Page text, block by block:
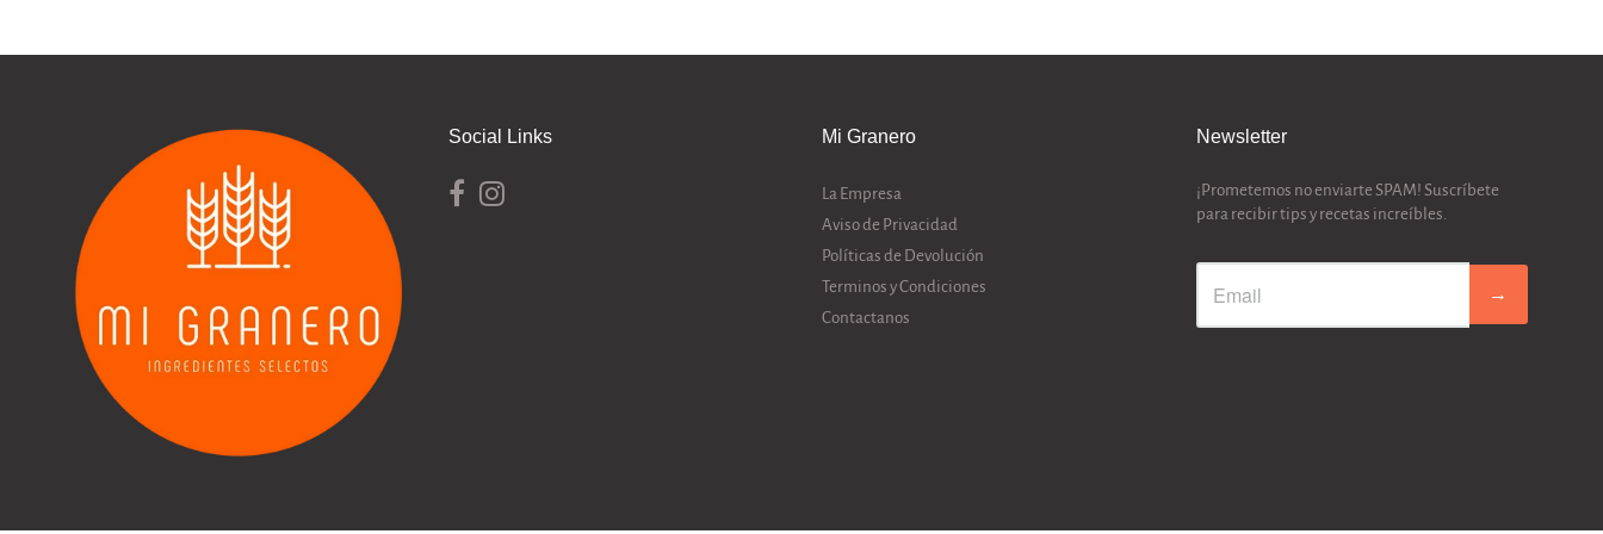
Social Links Mi Granero
La Empresa
Aviso de Privacidad
Políticas de Devolución
Terminos y Condiciones
Contactanos
Newsletter
¡Prometemos no enviarte SPAM! Suscríbete
para recibir tips y recetas increíbles.
→